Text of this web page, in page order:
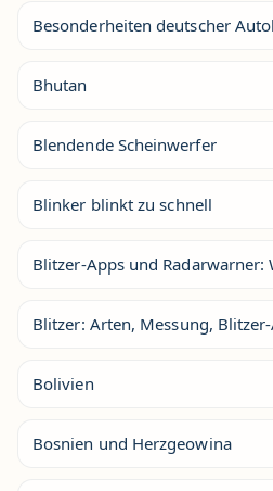
Besonderheiten deutscher
Bhutan
Blendende Scheinwerfer
Blinker blinkt zu schnell
Blitzer-Apps und Radarwarner:
Blitzer: Arten, Messung,
Bolivien
Bosnien und Herzgeowina